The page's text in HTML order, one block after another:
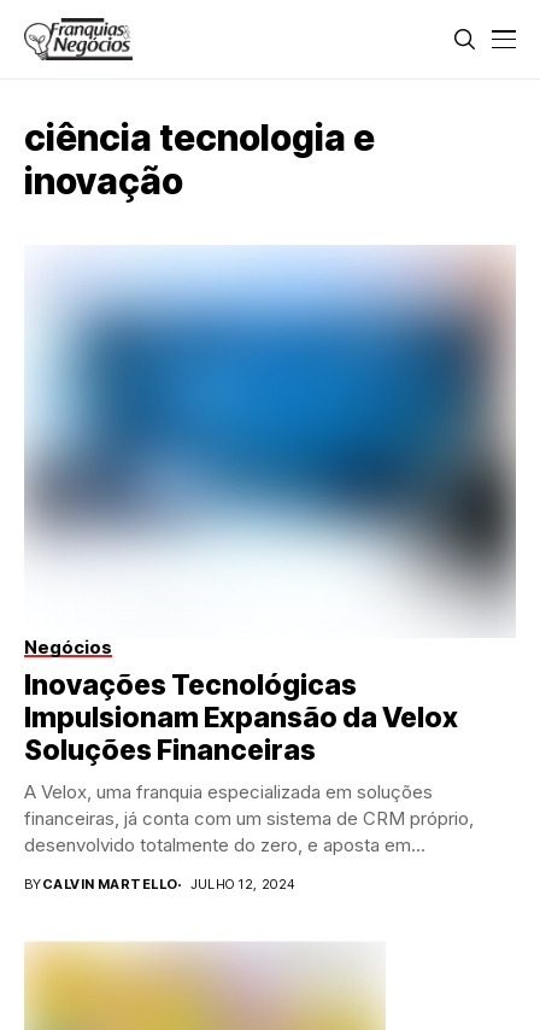
ciência tecnologia e
inovação
Negócios
Inovações Tecnológicas
Impulsionam Expansão da Velox
Soluções Financeiras
A Velox, uma franquia especializada em soluções
financeiras, já conta com um sistema de CRM próprio,
desenvolvido totalmente do zero, e aposta em...
BYCALVIN MARTELLO JULHO 12, 2024